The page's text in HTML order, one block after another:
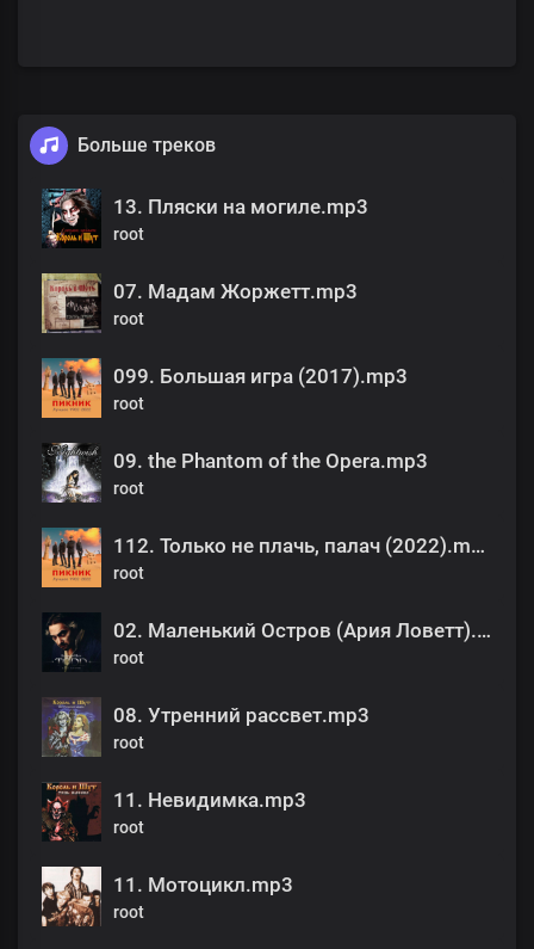
Больше треков
13. Пляски на могиле.mp3
root
07. Мадам Жоржетт.mp3
root
099. Большая игра (2017).mp3
root
09. the Phantom of the Opera.mp3
root
112. Только не плачь, палач (2022).mp3
root
02. Маленький Остров (Ария Ловетт).mp3
root
08. Утренний рассвет.mp3
root
11. Невидимка.mp3
root
11. Мотоцикл.mp3
root